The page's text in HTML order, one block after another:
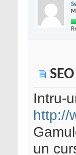
Intru-
http://
un